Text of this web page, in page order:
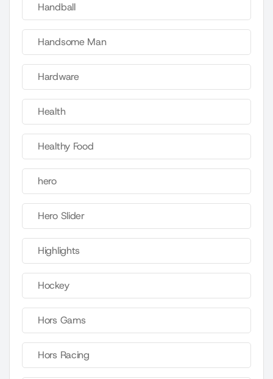
Handball
Handsome Man
Hardware
Health
Healthy Food
hero
Hero Slider
Highlights
Hockey
Hors Gams
Hors Racing